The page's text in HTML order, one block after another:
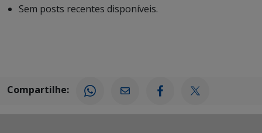
Sem posts recentes disponíveis.
Compartilhe: